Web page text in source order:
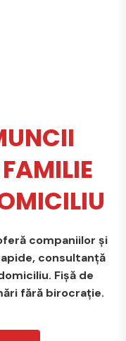
companiilor și
consultanță
Fișă de
fără birocrație.